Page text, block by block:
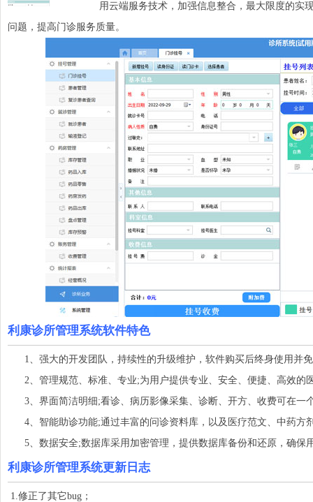
用云端服务技术，加强信息整合，最大限度的实
问题，提高门诊服务质量。
利康诊所管理系统软件特色
1、强大的开发团队，持续性的升级维护，软件购买后终身使用并
2、管理规范、标准、专业;为用户提供专业、安全、便捷、高效的
3、界面简洁明细;看诊、病历影像采集、诊断、开方、收费可在一
4、智能助诊功能;通过丰富的问诊资料库，以及医疗范文、中药方
5、数据安全;数据库采用加密管理，提供数据库备份和还原，确保
利康诊所管理系统更新日志
1.修正了其它bug；